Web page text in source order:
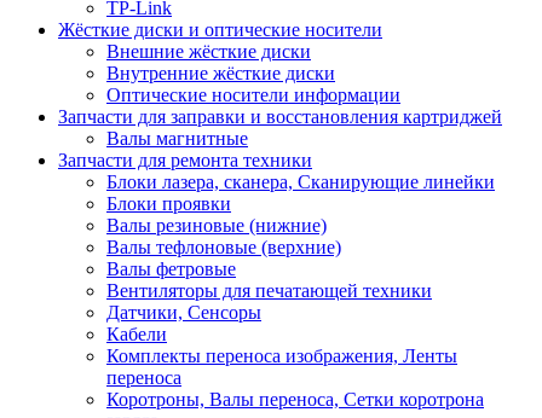
TP-Link
Жёсткие диски и оптические носители
Внешние жёсткие диски
Внутренние жёсткие диски
Оптические носители информации
Запчасти для заправки и восстановления картриджей
Валы магнитные
Запчасти для ремонта техники
Блоки лазера, сканера, Сканирующие линейки
Блоки проявки
Валы резиновые (нижние)
Валы тефлоновые (верхние)
Валы фетровые
Вентиляторы для печатающей техники
Датчики, Сенсоры
Кабели
Комплекты переноса изображения, Ленты
переноса
Коротроны, Валы переноса, Сетки коротрона